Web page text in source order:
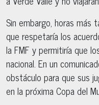
Sin embargo, horas más
que respetaría los
la FMF y permitiría que
nacional. En un
obstáculo para que sus
en la próxima Copa del